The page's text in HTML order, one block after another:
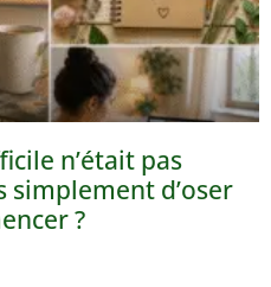
n’était pas
simplement d’oser
?